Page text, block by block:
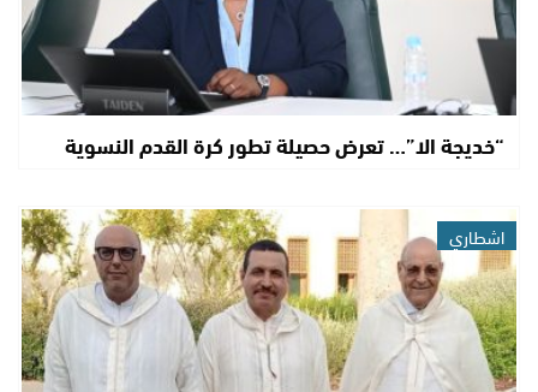
“خديجة الا”… تعرض حصيلة تطور كرة القدم النسوية
اشطاري